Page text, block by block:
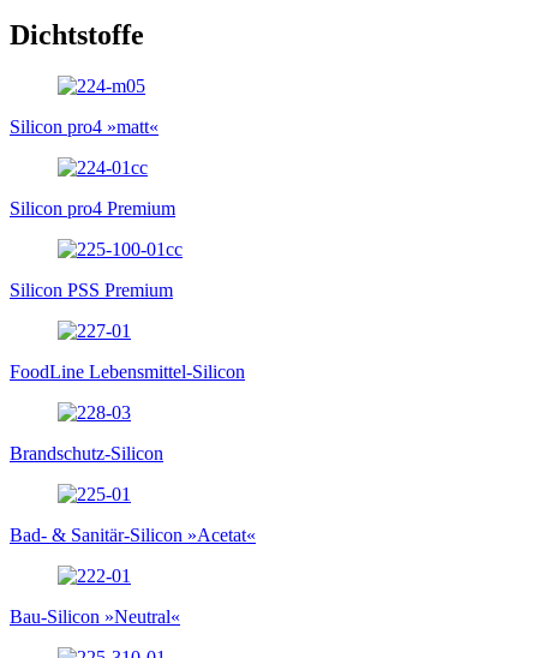
Dichtstoffe
Silicon pro4 »matt«
Silicon pro4 Premium
Silicon PSS Premium
FoodLine Lebensmittel-Silicon
Brandschutz-Silicon
Bad- & Sanitär-Silicon »Acetat«
Bau-Silicon »Neutral«